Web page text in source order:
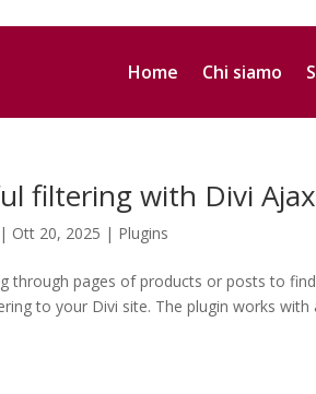
Home Chi siamo
filtering with Divi
| Ott 20, 2025 | Plugins
through pages of products or posts to
to your Divi site. The plugin works